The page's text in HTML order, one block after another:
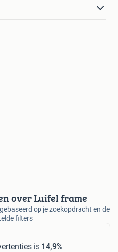
over Luifel frame
op je zoekopdracht en de
filters
is 14,9%